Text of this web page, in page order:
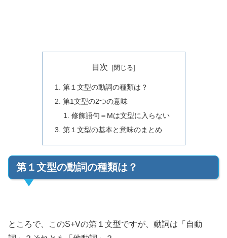
目次
第１文型の動詞の種類は？
第1文型の2つの意味
修飾語句＝Mは文型に入らない
第１文型の基本と意味のまとめ
第１文型の動詞の種類は？
ところで、このS+Vの第１文型ですが、動詞は「自動